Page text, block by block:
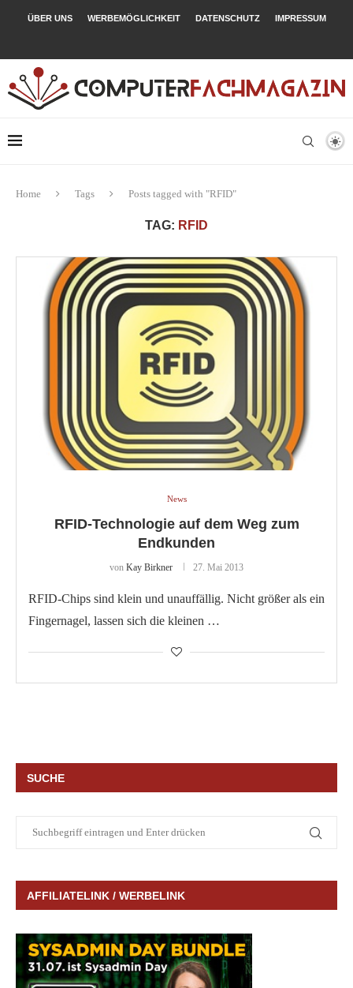
ÜBER UNS WERBEMÖGLICHKEIT DATENSCHUTZ IMPRESSUM
Home Tags Posts tagged with "RFID"
TAG: RFID
News
RFID-Technologie auf dem Weg zum
Endkunden
von Kay Birkner 27. Mai 2013
RFID-Chips sind klein und unauffällig. Nicht größer als ein
Fingernagel, lassen sich die kleinen …
SUCHE
AFFILIATELINK / WERBELINK